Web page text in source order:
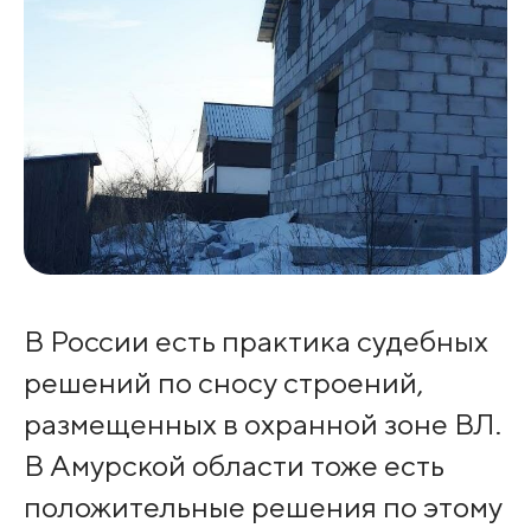
В России есть практика судебных
решений по сносу строений,
размещенных в охранной зоне ВЛ.
В Амурской области тоже есть
положительные решения по этому